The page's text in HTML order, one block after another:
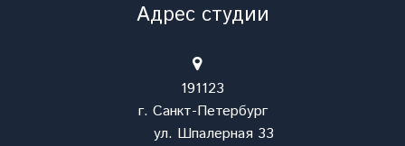
Адрес студии
191123
г. Санкт-Петербург
ул. Шпалерная 33